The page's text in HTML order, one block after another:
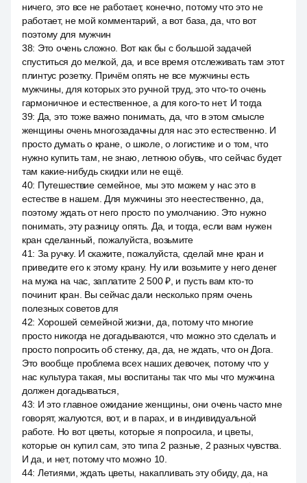
ничего, это все не работает, конечно, потому что это не
работает, не мой комментарий, а вот база, да, что вот
поэтому для мужчин
38: Это очень сложно. Вот как бы с большой задачей
спуститься до мелкой, да, и все время отслеживать там этот
плинтус розетку. Причём опять не все мужчины есть
мужчины, для которых это ручной труд, это что-то очень
гармоничное и естественное, а для кого-то нет. И тогда
39: Да, это тоже важно понимать, да, что в этом смысле
женщины очень многозадачны для нас это естественно. И
просто думать о кране, о школе, о логистике и о том, что
нужно купить там, не знаю, летнюю обувь, что сейчас будет
там какие-нибудь скидки или не ещё.
40: Путешествие семейное, мы это можем у нас это в
естестве в нашем. Для мужчины это неестественно, да,
поэтому ждать от него просто по умолчанию. Это нужно
понимать, эту разницу опять. Да, и тогда, если вам нужен
кран сделанный, пожалуйста, возьмите
41: За ручку. И скажите, пожалуйста, сделай мне кран и
приведите его к этому крану. Ну или возьмите у него денег
на мужа на час, заплатите 2 500 ₽, и пусть вам кто-то
починит кран. Вы сейчас дали несколько прям очень
полезных советов для
42: Хорошей семейной жизни, да, потому что многие
просто никогда не догадываются, что можно это сделать и
просто попросить об стенку, да, да, не ждать, что он Дога.
Это вообще проблема всех наших девочек, потому что у
нас культура такая, мы воспитаны так что мы что мужчина
должен догадываться,
43: И это главное ожидание женщины, они очень часто мне
говорят, жалуются, вот, и в парах, и в индивидуальной
работе. Но вот цветы, которые я попросила, и цветы,
которые он купил сам, это типа 2 разные, 2 разных чувства.
И да, и нет, потому что можно 10.
44: Летиями, ждать цветы, накапливать эту обиду, да, на